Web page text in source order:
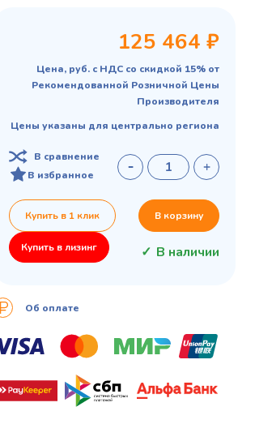
125 464 ₽
Цена, руб. с НДС со скидкой 15% от
Рекомендованной Розничной Цены
Производителя
Цены указаны для центрально региона
В сравнение
В избранное
Купить в 1 клик В корзину
Купить в лизинг В наличии
Об оплате